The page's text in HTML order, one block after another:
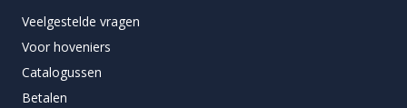
Veelgestelde vragen
Voor hoveniers
Catalogussen
Betalen